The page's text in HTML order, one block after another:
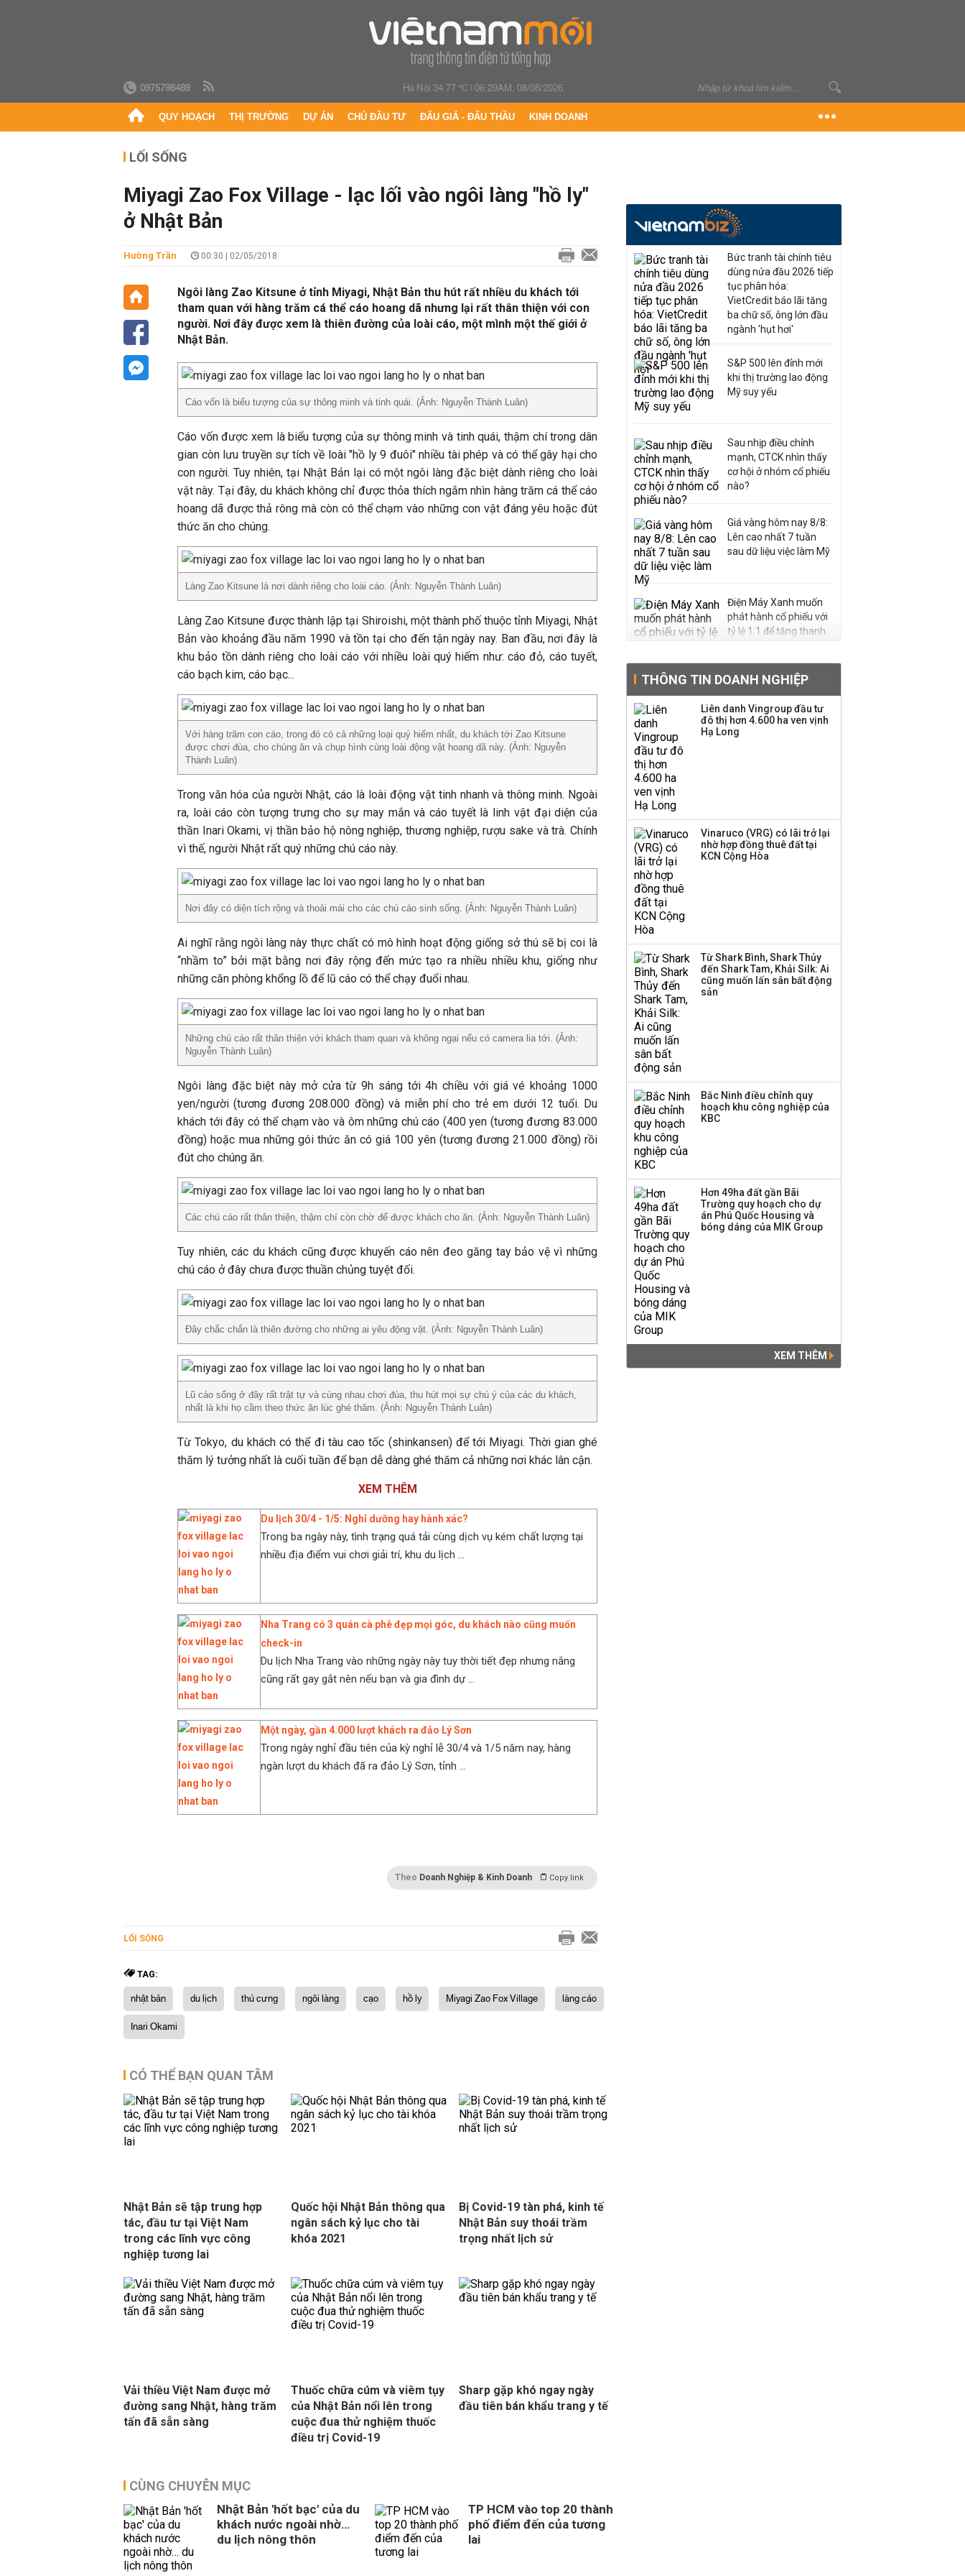
0975798489 Hà Nội 34.77 °C|06:29AM, 08/08/2026
QUY HOẠCH THỊ TRƯỜNG DỰ ÁN CHỦ ĐẦU TƯ ĐẤU GIÁ - ĐẤU THẦU KINH DOANH
LỐI SỐNG
Miyagi Zao Fox Village - lạc lối vào ngôi làng "hồ ly"
ở Nhật Bản
Hường Trần 00:30 | 02/05/2018
Ngôi làng Zao Kitsune ở tỉnh Miyagi, Nhật Bản thu hút rất nhiều du khách tới
tham quan với hàng trăm cá thể cáo hoang dã nhưng lại rất thân thiện với con
người. Nơi đây được xem là thiên đường của loài cáo, một mình một thế giới ở
Nhật Bản.
Cáo vốn là biểu tượng của sự thông minh và tinh quái. (Ảnh: Nguyễn Thành Luân)
Cáo vốn được xem là biểu tượng của sự thông minh và tinh quái, thậm chí trong dân
gian còn lưu truyền sự tích về loài "hồ ly 9 đuôi" nhiều tài phép và có thể gây hại cho
con người. Tuy nhiên, tại Nhật Bản lại có một ngôi làng đặc biệt dành riêng cho loài
vật này. Tại đây, du khách không chỉ được thỏa thích ngắm nhìn hàng trăm cá thể cáo
hoang dã được thả rông mà còn có thể chạm vào những con vật đáng yêu hoặc đút
thức ăn cho chúng.
Làng Zao Kitsune là nơi dành riêng cho loài cáo. (Ảnh: Nguyễn Thành Luân)
Làng Zao Kitsune được thành lập tại Shiroishi, một thành phố thuộc tỉnh Miyagi, Nhật
Bản vào khoảng đầu năm 1990 và tồn tại cho đến tận ngày nay. Ban đầu, nơi đây là
khu bảo tồn dành riêng cho loài cáo với nhiều loài quý hiếm như: cáo đỏ, cáo tuyết,
cáo bạch kim, cáo bạc...
Với hàng trăm con cáo, trong đó có cả những loại quý hiếm nhất, du khách tới Zao Kitsune
được chơi đùa, cho chúng ăn và chụp hình cùng loài động vật hoang dã này. (Ảnh: Nguyễn
Thành Luân)
Trong văn hóa của người Nhật, cáo là loài động vật tinh nhanh và thông minh. Ngoài
ra, loài cáo còn tượng trưng cho sự may mắn và cáo tuyết là linh vật đại diện của
thần Inari Okami, vị thần bảo hộ nông nghiệp, thương nghiệp, rượu sake và trà. Chính
vì thế, người Nhật rất quý những chú cáo này.
Nơi đây có diện tích rộng và thoải mái cho các chú cáo sinh sống. (Ảnh: Nguyễn Thành Luân)
Ai nghĩ rằng ngôi làng này thực chất có mô hình hoạt động giống sở thú sẽ bị coi là
“nhầm to” bởi mặt bằng nơi đây rộng đến mức tạo ra nhiều nhiều khu, giống như
những căn phòng khổng lồ để lũ cáo có thể chạy đuổi nhau.
Những chú cáo rất thân thiện với khách tham quan và không ngại nếu có camera lia tới. (Ảnh:
Nguyễn Thành Luân)
Ngôi làng đặc biệt này mở cửa từ 9h sáng tới 4h chiều với giá vé khoảng 1000
yen/người (tương đương 208.000 đồng) và miễn phí cho trẻ em dưới 12 tuổi. Du
khách tới đây có thể chạm vào và ôm những chú cáo (400 yen (tương đương 83.000
đồng) hoặc mua những gói thức ăn có giá 100 yên (tương đương 21.000 đồng) rồi
đút cho chúng ăn.
Các chú cáo rất thân thiện, thậm chí còn chờ để được khách cho ăn. (Ảnh: Nguyễn Thành Luân)
Tuy nhiên, các du khách cũng được khuyến cáo nên đeo găng tay bảo vệ vì những
chú cáo ở đây chưa được thuần chủng tuyệt đối.
Đây chắc chắn là thiên đường cho những ai yêu động vật. (Ảnh: Nguyễn Thành Luân)
Lũ cáo sống ở đây rất trật tự và cùng nhau chơi đùa, thu hút mọi sự chú ý của các du khách,
nhất là khi họ cầm theo thức ăn lúc ghé thăm. (Ảnh: Nguyễn Thành Luân)
Từ Tokyo, du khách có thể đi tàu cao tốc (shinkansen) để tới Miyagi. Thời gian ghé
thăm lý tưởng nhất là cuối tuần để bạn dễ dàng ghé thăm cả những nơi khác lân cận.
XEM THÊM
Du lịch 30/4 - 1/5: Nghỉ dưỡng hay hành xác?
Trong ba ngày này, tình trạng quá tải cùng dịch vụ kém chất lượng tại
nhiều địa điểm vui chơi giải trí, khu du lịch ...
Nha Trang có 3 quán cà phê đẹp mọi góc, du khách nào cũng muốn
check-in
Du lịch Nha Trang vào những ngày này tuy thời tiết đẹp nhưng nắng
cũng rất gay gắt nên nếu bạn và gia đình dự ...
Một ngày, gần 4.000 lượt khách ra đảo Lý Sơn
Trong ngày nghỉ đầu tiên của kỳ nghỉ lễ 30/4 và 1/5 năm nay, hàng
ngàn lượt du khách đã ra đảo Lý Sơn, tỉnh ...
Theo Doanh Nghiệp & Kinh Doanh Copy link
LỐI SỐNG
TAG:
nhật bản du lịch thú cưng ngôi làng cạo hồ ly Miyagi Zao Fox Village
làng cáo
Inari Okami
CÓ THỂ BẠN QUAN TÂM
Nhật Bản sẽ tập trung hợp
tác, đầu tư tại Việt Nam
trong các lĩnh vực công
nghiệp tương lai
Quốc hội Nhật Bản thông qua
ngân sách kỷ lục cho tài
khóa 2021
Bị Covid-19 tàn phá, kinh tế
Nhật Bản suy thoái trầm
trọng nhất lịch sử
Vải thiều Việt Nam được mở
đường sang Nhật, hàng trăm
tấn đã sẵn sàng
Thuốc chữa cúm và viêm tụy
của Nhật Bản nổi lên trong
cuộc đua thử nghiệm thuốc
điều trị Covid-19
Sharp gặp khó ngay ngày
đầu tiên bán khẩu trang y tế
CÙNG CHUYÊN MỤC
Nhật Bản 'hốt bạc' của du
khách nước ngoài nhờ…
du lịch nông thôn
TP HCM vào top 20 thành
phố điểm đến của tương
lai
Bức tranh tài chính tiêu
dùng nửa đầu 2026 tiếp
tục phân hóa:
VietCredit báo lãi tăng
ba chữ số, ông lớn đầu
ngành 'hụt hơi'
S&P 500 lên đỉnh mới
khi thị trường lao động
Mỹ suy yếu
Sau nhịp điều chỉnh
mạnh, CTCK nhìn thấy
cơ hội ở nhóm cổ phiếu
nào?
Giá vàng hôm nay 8/8:
Lên cao nhất 7 tuần
sau dữ liệu việc làm Mỹ
Điện Máy Xanh muốn
phát hành cổ phiếu với
tỷ lệ 1:1 để tăng thanh
Quy hoạch 4 khu lấn
biển ở Phú Quốc
hàng
Dự án Sheraton Phú
Huấn Hoa Hồng bỗng
dưng ‘biến mất’, một
công ty khác đã giải thể
THÔNG TIN DOANH NGHIỆP
Liên danh Vingroup đầu tư
đô thị hơn 4.600 ha ven vịnh
Hạ Long
Vinaruco (VRG) có lãi trở lại
nhờ hợp đồng thuê đất tại
KCN Cộng Hòa
Từ Shark Bình, Shark Thủy
đến Shark Tam, Khải Silk: Ai
cũng muốn lấn sân bất động
sản
Bắc Ninh điều chỉnh quy
hoạch khu công nghiệp của
KBC
Hơn 49ha đất gần Bãi
Trường quy hoạch cho dự
án Phú Quốc Housing và
bóng dáng của MIK Group
XEM THÊM